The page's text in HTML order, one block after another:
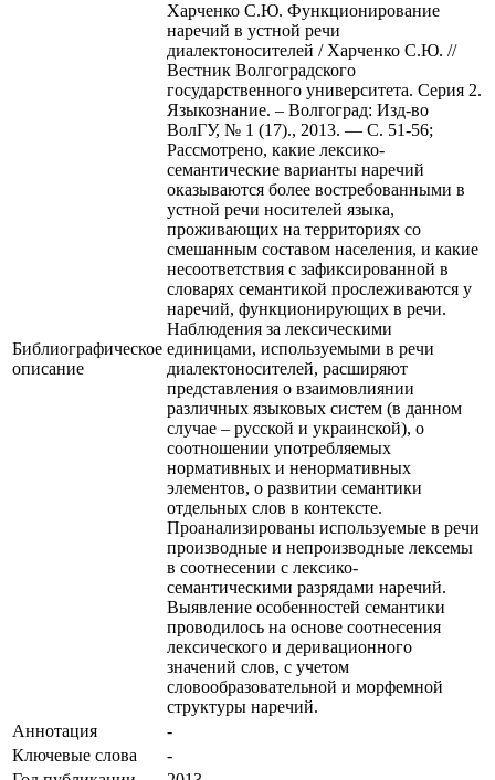
Библиографическое
описание
Харченко С.Ю. Функционирование
наречий в устной речи
диалектоносителей / Харченко С.Ю. //
Вестник Волгоградского
государственного университета. Серия 2.
Языкознание. – Волгоград: Изд-во
ВолГУ, № 1 (17)., 2013. — С. 51-56;
Рассмотрено, какие лексико-
семантические варианты наречий
оказываются более востребованными в
устной речи носителей языка,
проживающих на территориях со
смешанным составом населения, и какие
несоответствия с зафиксированной в
словарях семантикой прослеживаются у
наречий, функционирующих в речи.
Наблюдения за лексическими
единицами, используемыми в речи
диалектоносителей, расширяют
представления о взаимовлиянии
различных языковых систем (в данном
случае – русской и украинской), о
соотношении употребляемых
нормативных и ненормативных
элементов, о развитии семантики
отдельных слов в контексте.
Проанализированы используемые в речи
производные и непроизводные лексемы
в соотнесении с лексико-
семантическими разрядами наречий.
Выявление особенностей семантики
проводилось на основе соотнесения
лексического и деривационного
значений слов, с учетом
словообразовательной и морфемной
структуры наречий.
Аннотация
-
Ключевые cлова
-